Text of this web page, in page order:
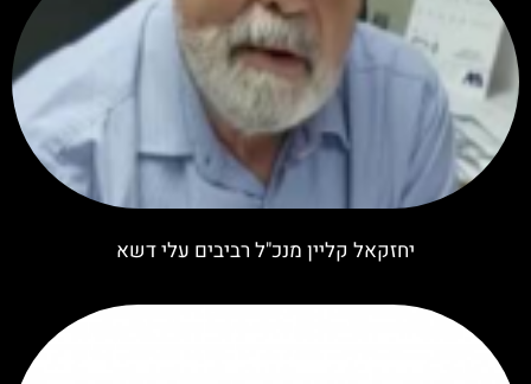
יחזקאל קליין מנכ"ל רביבים עלי דשא